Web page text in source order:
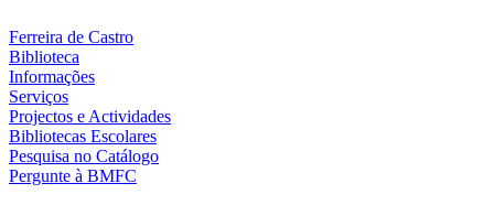
Ferreira de Castro
Biblioteca
Informações
Serviços
Projectos e Actividades
Bibliotecas Escolares
Pesquisa no Catálogo
Pergunte à BMFC